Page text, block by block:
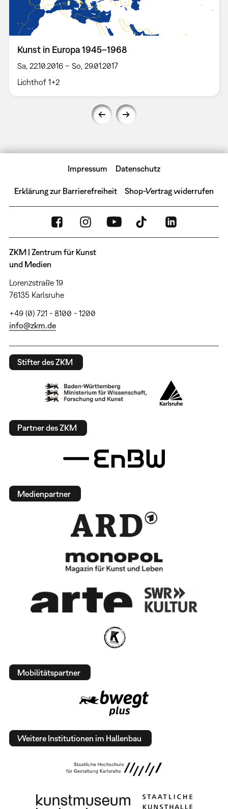
Kunst in Europa 1945–1968
Sa, 22.10.2016 – So, 29.01.2017
Lichthof 1+2
Impressum Datenschutz
Erklärung zur Barrierefreiheit Shop-Vertrag widerrufen
ZKM | Zentrum für Kunst
und Medien
Lorenzstraße 19
76135 Karlsruhe
+49 (0) 721 - 8100 - 1200
info@zkm.de
Stifter des ZKM
Partner des ZKM
Medienpartner
Mobilitätspartner
Weitere Institutionen im Hallenbau